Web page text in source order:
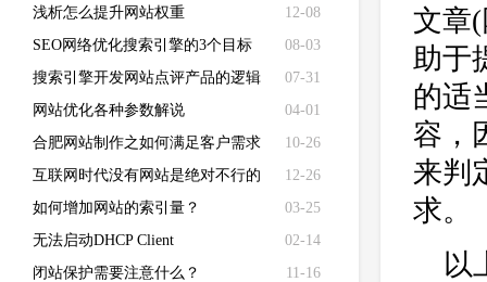
12-08
浅析怎么提升网站权重
08-03
SEO网络优化搜索引擎的3个目标
07-31
搜索引擎开发网站点评产品的逻辑
04-01
网站优化各种参数解说
10-26
合肥网站制作之如何满足客户需求
12-26
互联网时代没有网站是绝对不行的
03-25
如何增加网站的索引量？
02-14
无法启动DHCP Client
11-16
闭站保护需要注意什么？
文章
助于
的适
容，
来判
求。
以